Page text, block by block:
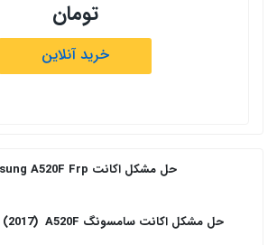
تومان
خرید آنلاین
حل مشکل اکانت A520F Frp
حل مشکل اکانت سامسونگ A5 (2017) A520F با آندروید 7